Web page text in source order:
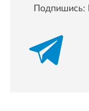
Подпишись: